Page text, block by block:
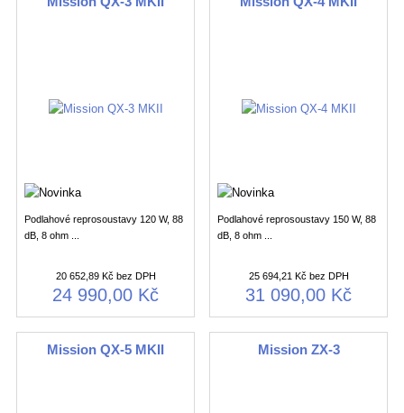
Podlahové reprosoustavy 120 W, 88
dB, 8 ohm ...
20 652,89 Kč bez DPH
24 990,00 Kč
Podlahové reprosoustavy 150 W, 88
dB, 8 ohm ...
25 694,21 Kč bez DPH
31 090,00 Kč
Mission QX-5 MKII Mission ZX-3